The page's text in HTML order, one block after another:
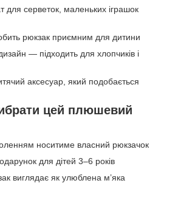
серветок, маленьких іграшок
рюкзак приємним для дитини
— підходить для хлопчиків і
аксесуар, який подобається
цей плюшевий
носитиме власний рюкзачок
для дітей 3–6 років
виглядає як улюблена м’яка